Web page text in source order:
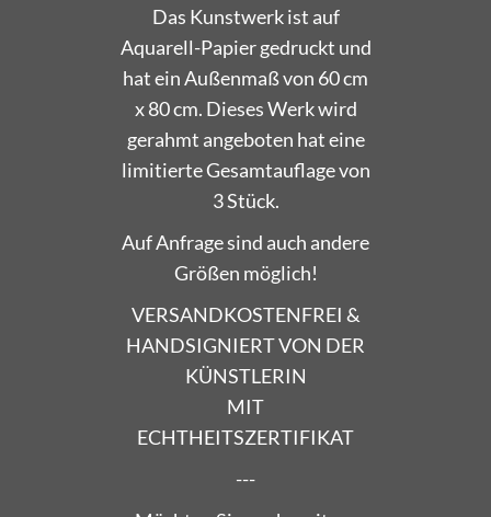
Das Kunstwerk ist auf
Aquarell-Papier gedruckt und
hat ein Außenmaß von 60 cm
x 80 cm. Dieses Werk wird
gerahmt angeboten hat eine
limitierte Gesamtauflage von
3 Stück.
Auf Anfrage sind auch andere
Größen möglich!
VERSANDKOSTENFREI &
HANDSIGNIERT VON DER
KÜNSTLERIN
MIT
ECHTHEITSZERTIFIKAT
---